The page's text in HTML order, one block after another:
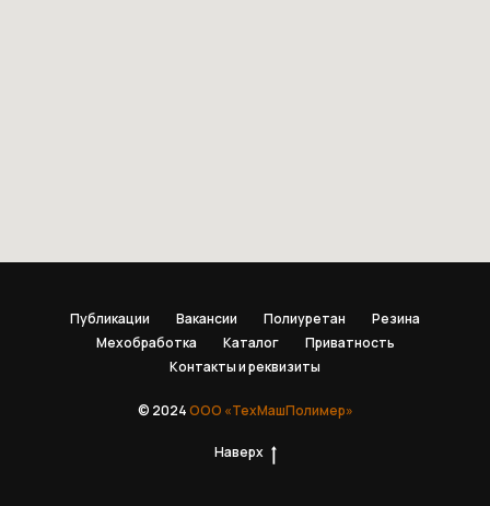
Публикации Вакансии Полиуретан
Резина
Мехобработка
Каталог
Приватность
Контакты и реквизиты
© 2024ООО «ТехМашПолимер»
Наверх